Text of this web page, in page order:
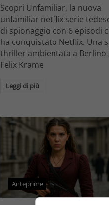
Scopri Unfamiliar, la nuova
unfamiliar netflix serie
di spionaggio con 6 episodi
ha conquistato Netflix. Una
thriller ambientata a Berlino
Felix Krame
Leggi di più
Anteprime